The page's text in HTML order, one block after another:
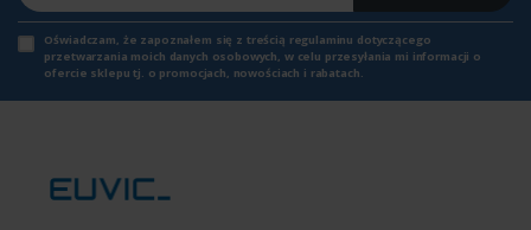
Oświadczam, że zapoznałem się z treścią regulaminu dotyczącego
przetwarzania moich danych osobowych, w celu przesyłania mi informacji o
ofercie sklepu tj. o promocjach, nowościach i rabatach.